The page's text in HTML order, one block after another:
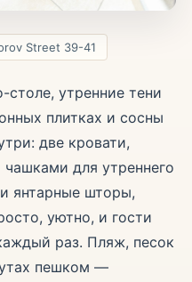
Street 39-41
утренние тени
плитках и сосны
две кровати,
для утреннего
янтарные шторы,
уютно, и гости
раз. Пляж, песок
пешком —